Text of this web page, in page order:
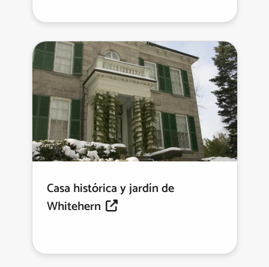
Casa histórica y jardín de
Whitehern